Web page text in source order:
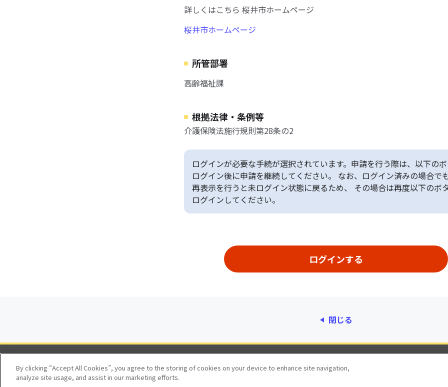
詳しくはこちら 桜井市ホームページ
桜井市ホームページ
所管部署
高齢福祉課
根拠法律・条例等
介護保険法施行規則第28条の2
ログインが必要な手続が選択されています。申請を行う際は、以下の
ログイン後に申請を継続してください。 なお、ログイン済みの場合で
再表示を行うと未ログイン状態に戻るため、 その場合は再度以下のボ
ログインしてください。
閉じる
動作環境 個人情報保護 利用規約 アクセシ
By clicking “Accept All Cookies”, you agree to the storing of cookies on your device to enhance site navigation,
analyze site usage, and assist in our marketing efforts.